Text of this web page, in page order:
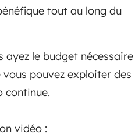
tout au long du
ayez le budget nécessaire
pouvez exploiter des
continue.
vidéo :